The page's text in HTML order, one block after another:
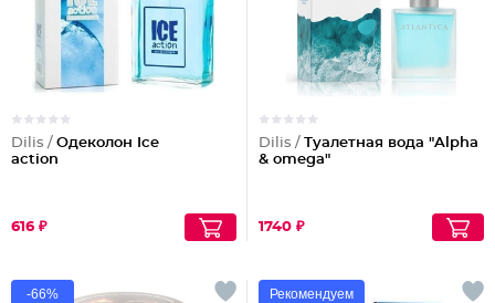
Dilis / Одеколон Ice
action
616 ₽
Dilis / Туалетная вода "Alpha
& omega"
1740 ₽
-66% Рекомендуем